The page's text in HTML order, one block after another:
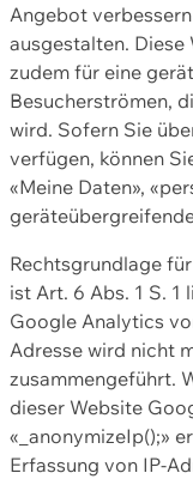
Angebot
ausgestalten.
zudem für eine
Besucherströmen,
wird. Sofern Sie
verfügen, können
«Meine Daten»,
Rechtsgrundlage
ist Art. 6 Abs. 1 S. 1
Google Analytics
Adresse wird nicht
zusammengeführt.
dieser Website
«_anonymizeIp();»
Erfassung von IP-